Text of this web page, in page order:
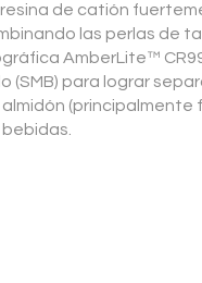
de catión
las perlas de
AmberLite™
para lograr
(principalmente